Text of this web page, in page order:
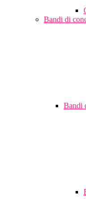
Bandi di
Bandi